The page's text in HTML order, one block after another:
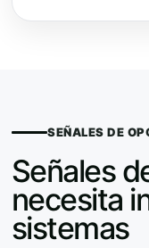
SEÑALES DE
Señales
necesita
sistemas